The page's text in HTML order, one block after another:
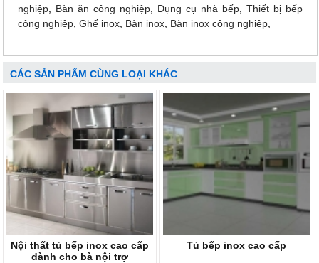
nghiệp
Bàn ăn công nghiệp Dụng cụ nhà bếp
Thiết bị bếp
công nghiệp Ghế inox Bàn inox Bàn inox công nghiệp
CÁC SẢN PHẨM CÙNG LOẠI KHÁC
Nội thất tủ bếp inox cao cấp
dành cho bà nội trợ
Tủ bếp inox cao cấp